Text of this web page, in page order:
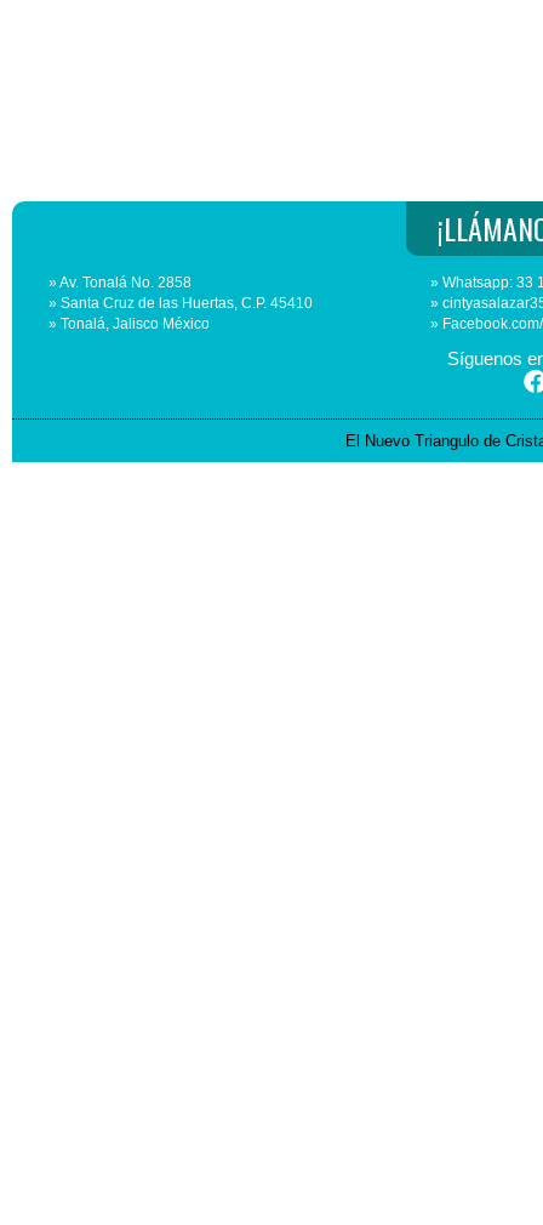
» Av. Tonalá No. 2858
» Santa Cruz de las Huertas, C.P. 45410
» Tonalá, Jalisco México
» Whatsapp: 33
»
»
Síguenos
El Nuevo Triangulo de